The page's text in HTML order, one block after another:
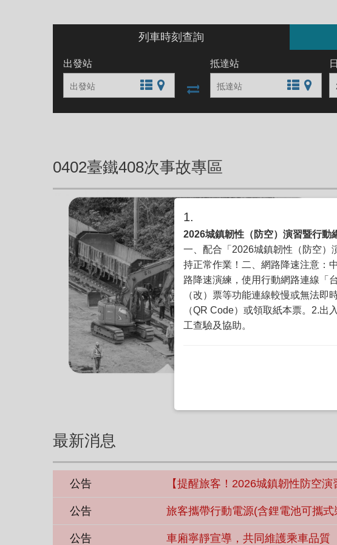
列車時刻查詢
出發站
文字站點查詢
圖片站點查詢出發站與抵達站交換
抵達站
文字站
圖
0402臺鐵408次事故專區
最新消息
公告 【提醒旅客！2026城鎮韌性防空演
公告 旅客攜帶行動電源(含鋰電池可攜
公告 車廂寧靜宣導，共同維護乘車品質
1.
2026城鎮韌性（防空）演習暨行動
一、配合「2026城鎮韌性（防空）
持正常作業！二、網路降速注意：
路降速演練，使用行動網路連線「
（改）票等功能連線較慢或無法
（QR Code）或領取紙本票。2.出
工查驗及協助。